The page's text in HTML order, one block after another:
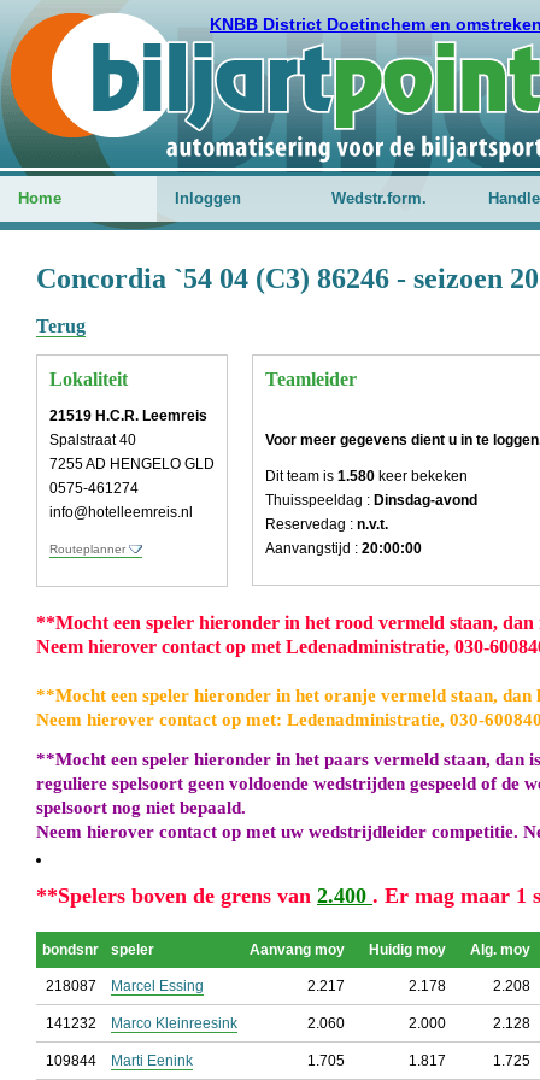
KNBB District Doetinchem en
Home Inloggen Wedstr.form.
Concordia `54 04 (C3) 86246 - seizoen
Terug
Lokaliteit
21519 H.C.R. Leemreis
Spalstraat 40
7255 AD HENGELO GLD
0575-461274
info@hotelleemreis.nl
Routeplanner
Teamleider
Voor meer gegevens dient u in te
Dit team is 1.580 keer bekeken
Thuisspeeldag : Dinsdag-avond
Reservedag : n.v.t.
Aanvangstijd : 20:00:00
**Mocht een speler hieronder in het rood vermeld staan, dan
Neem hierover contact op met Ledenadministratie, 030-
**Mocht een speler hieronder in het oranje vermeld staan, dan
Neem hierover contact op met: Ledenadministratie, 030-
**Mocht een speler hieronder in het paars vermeld staan, dan
reguliere spelsoort geen voldoende wedstrijden gespeeld of
spelsoort nog niet bepaald.
Neem hierover contact op met uw wedstrijdleider competitie.
**Spelers boven de grens van 2.400 . Er mag maar 1
bondsnr speler Aanvang moy Huidig moy Alg. moy
218087 Marcel Essing 2.217 2.178 2.208
141232 Marco Kleinreesink 2.060 2.000 2.128
109844 Marti Eenink 1.705 1.817 1.725